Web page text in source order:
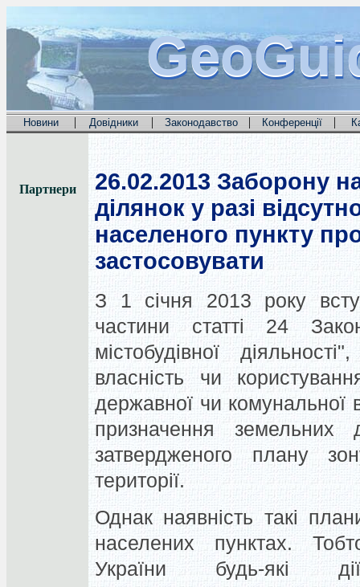
Новини | Довідники | Законодавство | Конференції |
Партнери 26.02.2013 Заборону
ділянок у разі
населеного пункту
застосовувати
З 1 січня 2013 року
частини статті 24
містобудівної
власність чи
державної чи комунальної
призначення земельних
затвердженого плану
території.
Однак наявність такі
населених пунктах.
України будь-які